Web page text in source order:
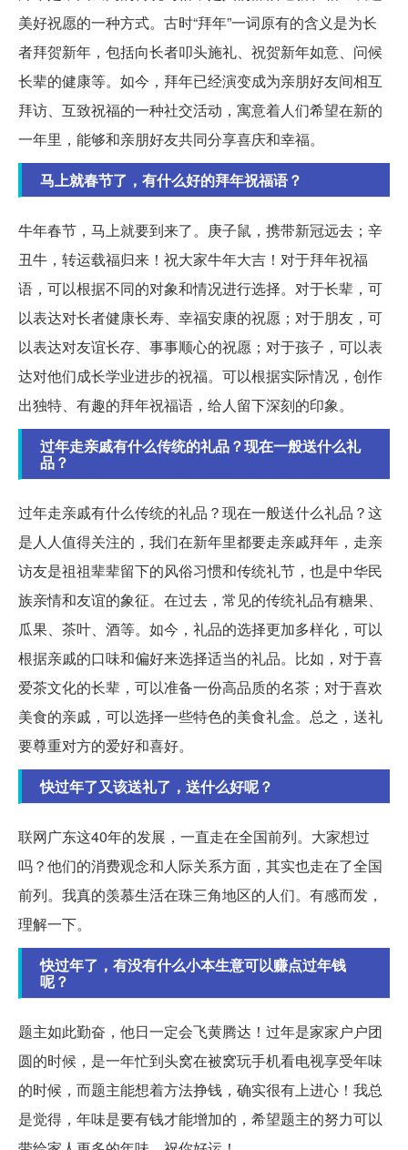
美好祝愿的一种方式。古时“拜年”一词原有的含义是为长
者拜贺新年，包括向长者叩头施礼、祝贺新年如意、问候
长辈的健康等。如今，拜年已经演变成为亲朋好友间相互
拜访、互致祝福的一种社交活动，寓意着人们希望在新的
一年里，能够和亲朋好友共同分享喜庆和幸福。
马上就春节了，有什么好的拜年祝福语？
牛年春节，马上就要到来了。庚子鼠，携带新冠远去；辛
丑牛，转运载福归来！祝大家牛年大吉！对于拜年祝福
语，可以根据不同的对象和情况进行选择。对于长辈，可
以表达对长者健康长寿、幸福安康的祝愿；对于朋友，可
以表达对友谊长存、事事顺心的祝愿；对于孩子，可以表
达对他们成长学业进步的祝福。可以根据实际情况，创作
出独特、有趣的拜年祝福语，给人留下深刻的印象。
过年走亲戚有什么传统的礼品？现在一般送什么礼
品？
过年走亲戚有什么传统的礼品？现在一般送什么礼品？这
是人人值得关注的，我们在新年里都要走亲戚拜年，走亲
访友是祖祖辈辈留下的风俗习惯和传统礼节，也是中华民
族亲情和友谊的象征。在过去，常见的传统礼品有糖果、
瓜果、茶叶、酒等。如今，礼品的选择更加多样化，可以
根据亲戚的口味和偏好来选择适当的礼品。比如，对于喜
爱茶文化的长辈，可以准备一份高品质的名茶；对于喜欢
美食的亲戚，可以选择一些特色的美食礼盒。总之，送礼
要尊重对方的爱好和喜好。
快过年了又该送礼了，送什么好呢？
联网广东这40年的发展，一直走在全国前列。大家想过
吗？他们的消费观念和人际关系方面，其实也走在了全国
前列。我真的羡慕生活在珠三角地区的人们。有感而发，
理解一下。
快过年了，有没有什么小本生意可以赚点过年钱
呢？
题主如此勤奋，他日一定会飞黄腾达！过年是家家户户团
圆的时候，是一年忙到头窝在被窝玩手机看电视享受年味
的时候，而题主能想着方法挣钱，确实很有上进心！我总
是觉得，年味是要有钱才能增加的，希望题主的努力可以